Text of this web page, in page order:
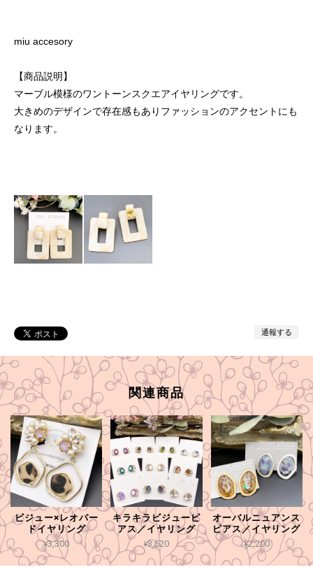
miu accesory
【商品説明】
マーブル模様のワントーンスクエアイヤリングです。
大きめのデザインで存在感もありファッションのアクセントにも
なります。
通報する
関連商品
ビジュー×レオパー
ドイヤリング
¥3,300
キラキラビジューピ
アス／イヤリング
¥3,520
オーバルニュアンス
ピアス／イヤリング
¥2,200